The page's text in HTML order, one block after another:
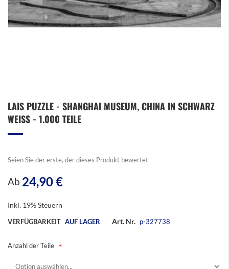
Anfang
der
LAIS PUZZLE - SHANGHAI MUSEUM, CHINA IN SCHWARZ
WEISS - 1.000 TEILE
Seien Sie der erste, der dieses Produkt bewertet
Ab 24,90 €
Inkl. 19% Steuern
VERFÜGBARKEIT AUF LAGER Art. Nr. p-327738
Anzahl der Teile